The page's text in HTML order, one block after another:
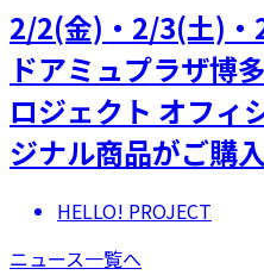
2/2(金)・2/3(土)・
ドアミュプラザ博
ロジェクト オフィ
ジナル商品がご購
HELLO! PROJECT
ニュース一覧へ